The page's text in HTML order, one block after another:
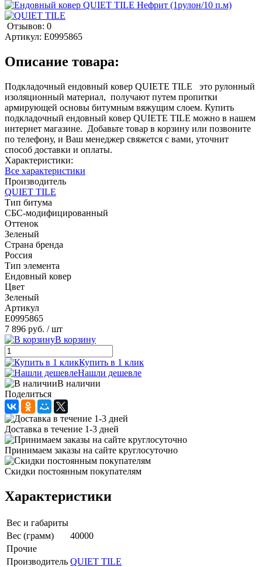
Отзывов: 0
Артикул: E0995865
Описание товара:
Подкладочный ендовный ковер QUIETE TILE это рулонный
изоляционный материал, получают путем пропитки
армирующей основы битумным вяжущим слоем. Купить
подкладочный ендовный ковер QUIETE TILE можно в нашем
интернет магазине. Добавьте товар в корзину или позвоните
по телефону, и Ваш менеджер свяжется с вами, уточнит
способ доставки и оплаты.
Характеристики:
Все характеристики
Производитель
QUIET TILE
Тип битума
СБС-модифицированный
Оттенок
Зеленый
Страна бренда
Россия
Тип элемента
Ендовный ковер
Цвет
Зеленый
Артикул
E0995865
7 896 руб. / шт
В корзину
Купить в 1 клик
Нашли дешевле
В наличии
Поделиться
Доставка в течение 1-3 дней
Принимаем заказы на сайте круглосуточно
Скидки постоянным покупателям
Характеристики
Вес и габариты
Вес (грамм)
40000
Прочие
Производитель QUIET TILE